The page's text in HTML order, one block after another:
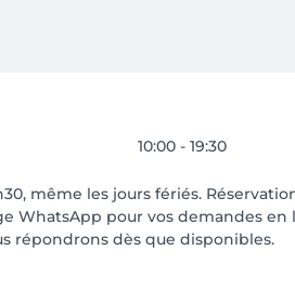
10:00 - 19:30
même les jours fériés.
WhatsApp pour vos demandes en
répondrons dès que disponibles.